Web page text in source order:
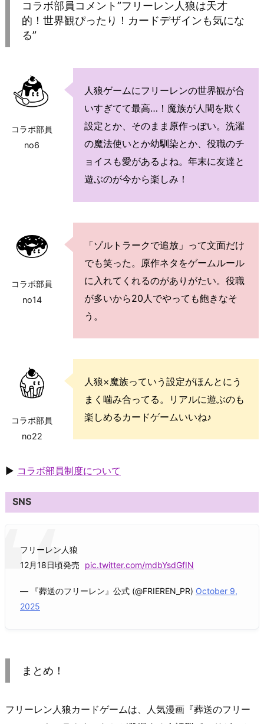
コラボ部員コメント”フリーレン人狼は天才
的！世界観ぴったり！カードデザインも気にな
る”
コラボ部員
no6
人狼ゲームにフリーレンの世界観が合
いすぎてて最高…！魔族が人間を欺く
設定とか、そのまま原作っぽい。洗濯
の魔法使いとか幼馴染とか、役職のチ
ョイスも愛があるよね。年末に友達と
遊ぶのが今から楽しみ！
コラボ部員
no14
「ゾルトラークで追放」って文面だけ
でも笑った。原作ネタをゲームルール
に入れてくれるのがありがたい。役職
が多いから20人でやっても飽きなそ
う。
コラボ部員
no22
人狼×魔族っていう設定がほんとにう
まく噛み合ってる。リアルに遊ぶのも
楽しめるカードゲームいいね♪
▶ コラボ部員制度について
SNS
フリーレン人狼
12月18日頃発売
pic.twitter.com/mdbYsdGfIN
— 『葬送のフリーレン』公式 (@FRIEREN_PR) October 9,
2025
まとめ！
フリーレン人狼カードゲームは、人気漫画『葬送のフリー